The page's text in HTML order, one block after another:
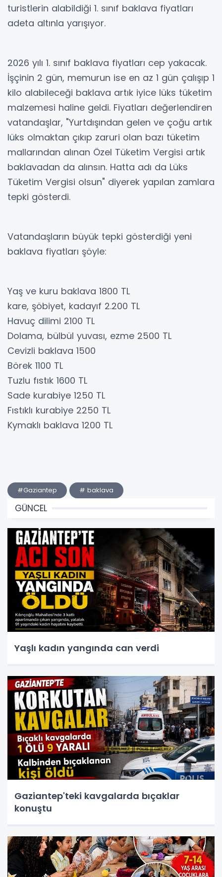
turistlerin alabildiği 1. sınıf baklava fiyatları
adeta altınla yarışıyor.
2026 yılı 1. sınıf baklava fiyatları cep yakacak.
İşçinin 2 gün, memurun ise en az 1 gün çalışıp 1
kilo alabileceği baklava artık iyice lüks tüketim
malzemesi haline geldi. Fiyatları değerlendiren
vatandaşlar, "Yurtdışından gelen ve çoğu artık
lüks olmaktan çıkıp zaruri olan bazı tüketim
mallarından alınan Özel Tüketim Vergisi artık
baklavadan da alınsın. Hatta adı da Lüks
Tüketim Vergisi olsun" diyerek yapılan zamlara
tepki gösterdi.
Vatandaşların büyük tepki gösterdiği yeni
baklava fiyatları şöyle:
Yaş ve kuru baklava 1800 TL
kare, şöbiyet, kadayıf 2.200 TL
Havuç dilimi 2100 TL
Dolama, bülbül yuvası, ezme 2500 TL
Cevizli baklava 1500
Börek 1100 TL
Tuzlu fıstık 1600 TL
Sade kurabiye 1250 TL
Fıstıklı kurabiye 2250 TL
Kymaklı baklava 1200 TL
#Gaziantep # baklava
GÜNCEL
Yaşlı kadın yangında can verdi
Gaziantep'teki kavgalarda bıçaklar
konuştu